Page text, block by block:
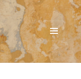
MENU
AND
WIDGETS